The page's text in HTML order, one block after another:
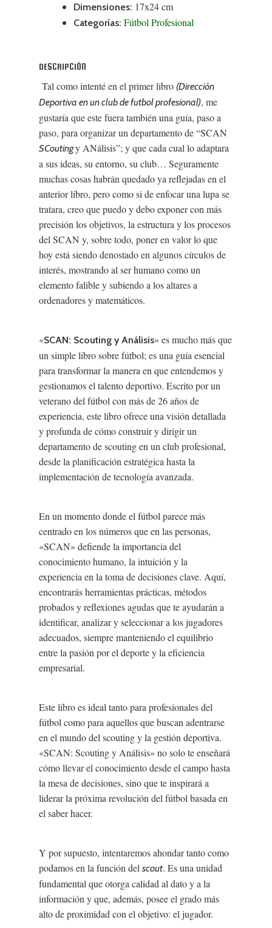
Dimensiones: 17x24 cm
Categorías: Fútbol Profesional
DESCRIPCIÓN
Tal como intenté en el primer libro (Dirección
Deportiva en un club de futbol profesional), me
gustaría que este fuera también una guía, paso a
paso, para organizar un departamento de “SCAN
SCoutingy ANálisis”; y que cada cual lo adaptara
a sus ideas, su entorno, su club… Seguramente
muchas cosas habrán quedado ya reflejadas en el
anterior libro, pero como si de enfocar una lupa se
tratara, creo que puedo y debo exponer con más
precisión los objetivos, la estructura y los procesos
del SCAN y, sobre todo, poner en valor lo que
hoy está siendo denostado en algunos círculos de
interés, mostrando al ser humano como un
elemento falible y subiendo a los altares a
ordenadores y matemáticos.
«SCAN: Scouting y Análisis» es mucho más que
un simple libro sobre fútbol; es una guía esencial
para transformar la manera en que entendemos y
gestionamos el talento deportivo. Escrito por un
veterano del fútbol con más de 26 años de
experiencia, este libro ofrece una visión detallada
y profunda de cómo construir y dirigir un
departamento de scouting en un club profesional,
desde la planificación estratégica hasta la
implementación de tecnología avanzada.
En un momento donde el fútbol parece más
centrado en los números que en las personas,
«SCAN» defiende la importancia del
conocimiento humano, la intuición y la
experiencia en la toma de decisiones clave. Aquí,
encontrarás herramientas prácticas, métodos
probados y reflexiones agudas que te ayudarán a
identificar, analizar y seleccionar a los jugadores
adecuados, siempre manteniendo el equilibrio
entre la pasión por el deporte y la eficiencia
empresarial.
Este libro es ideal tanto para profesionales del
fútbol como para aquellos que buscan adentrarse
en el mundo del scouting y la gestión deportiva.
«SCAN: Scouting y Análisis» no solo te enseñará
cómo llevar el conocimiento desde el campo hasta
la mesa de decisiones, sino que te inspirará a
liderar la próxima revolución del fútbol basada en
el saber hacer.
Y por supuesto, intentaremos ahondar tanto como
podamos en la función delscout. Es una unidad
fundamental que otorga calidad al dato y a la
información y que, además, posee el grado más
alto de proximidad con el objetivo: el jugador.